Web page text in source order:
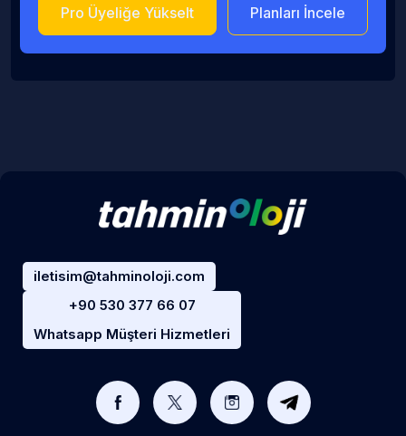
Pro Üyeliğe Yükselt Planları İncele
iletisim@tahminoloji.com
+90 530 377 66 07
Whatsapp Müşteri Hizmetleri